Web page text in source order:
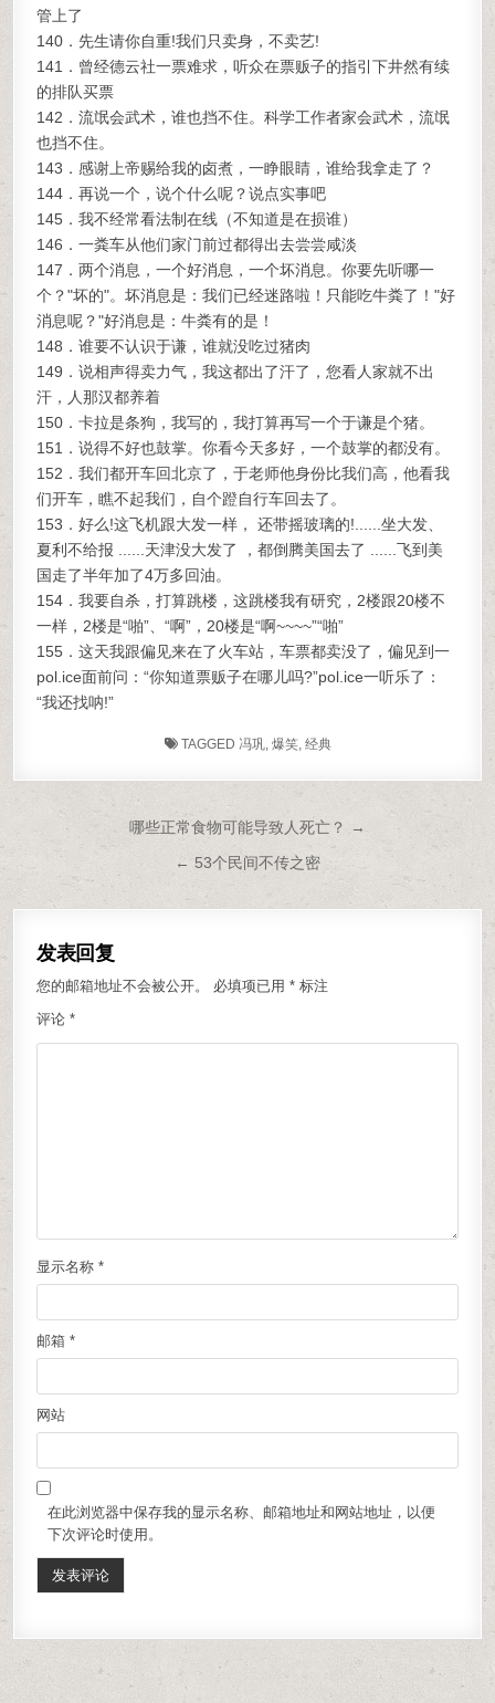
管上了
140．先生请你自重!我们只卖身，不卖艺!
141．曾经德云社一票难求，听众在票贩子的指引下井然有续
的排队买票
142．流氓会武术，谁也挡不住。科学工作者家会武术，流氓
也挡不住。
143．感谢上帝赐给我的卤煮，一睁眼睛，谁给我拿走了？
144．再说一个，说个什么呢？说点实事吧
145．我不经常看法制在线（不知道是在损谁）
146．一粪车从他们家门前过都得出去尝尝咸淡
147．两个消息，一个好消息，一个坏消息。你要先听哪一
个？"坏的"。坏消息是：我们已经迷路啦！只能吃牛粪了！"好
消息呢？"好消息是：牛粪有的是！
148．谁要不认识于谦，谁就没吃过猪肉
149．说相声得卖力气，我这都出了汗了，您看人家就不出
汗，人那汉都养着
150．卡拉是条狗，我写的，我打算再写一个于谦是个猪。
151．说得不好也鼓掌。你看今天多好，一个鼓掌的都没有。
152．我们都开车回北京了，于老师他身份比我们高，他看我
们开车，瞧不起我们，自个蹬自行车回去了。
153．好么!这飞机跟大发一样， 还带摇玻璃的!......坐大发、
夏利不给报 ......天津没大发了 ，都倒腾美国去了 ......飞到美
国走了半年加了4万多回油。
154．我要自杀，打算跳楼，这跳楼我有研究，2楼跟20楼不
一样，2楼是“啪”、“啊”，20楼是“啊~~~~”“啪”
155．这天我跟偏见来在了火车站，车票都卖没了，偏见到一
pol.ice面前问：“你知道票贩子在哪儿吗?”pol.ice一听乐了：
“我还找呐!”
TAGGED 冯巩, 爆笑, 经典
文章导航哪些正常食物可能导致人死亡？ →
← 53个民间不传之密
发表回复
您的邮箱地址不会被公开。 必填项已用* 标注
评论*
显示名称*
邮箱*
网站
在此浏览器中保存我的显示名称、邮箱地址和网站地址，以便
下次评论时使用。